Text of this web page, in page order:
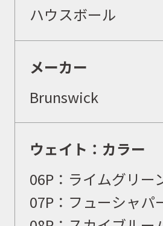
ハウスボール
メーカー
Brunswick
ウェイト：カラー
06P：ライムグリー
07P：フューシャパ